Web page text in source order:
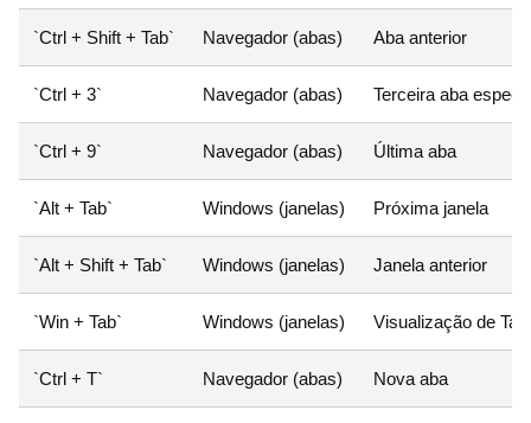
`Ctrl + Shift + Tab` Navegador (abas) Aba anterior
`Ctrl + 3` Navegador (abas) Terceira aba
`Ctrl + 9` Navegador (abas) Última aba
`Alt + Tab` Windows (janelas) Próxima janela
`Alt + Shift + Tab` Windows (janelas) Janela anterior
`Win + Tab` Windows (janelas) Visualização de
`Ctrl + T` Navegador (abas) Nova aba